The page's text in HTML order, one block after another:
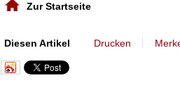
Zur Startseite
Diesen Artikel Drucken